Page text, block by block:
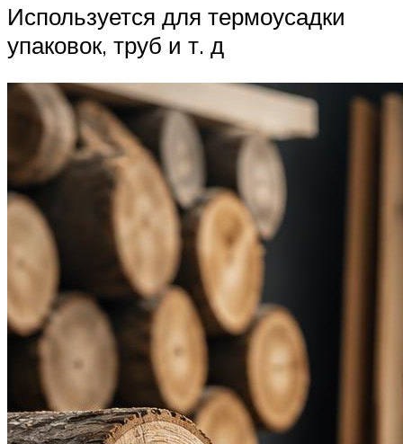
Используется для термоусадки
упаковок, труб и т. д